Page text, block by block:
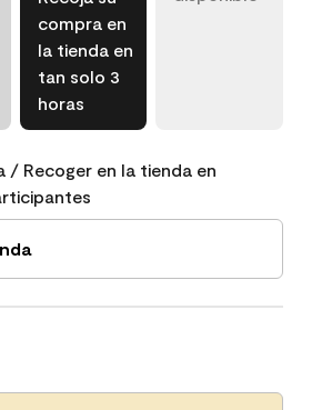
compra en
la tienda en
tan solo 3
horas
/ Recoger en la tienda en